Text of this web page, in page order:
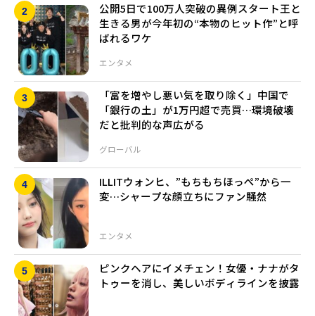
エンタメ
公開5日で100万人突破の異例スタート――王と
生きる男が今年初の“本物のヒット作”と呼
ばれるワケ
グローバル
「富を増やし悪い気を取り除く」中国で
「銀行の土」が1万円超で売買…環境破壊
だと批判的な声広がる
エンタメ
ILLITウォンヒ、”もちもちほっぺ”から一
変…シャープな顔立ちにファン騒然
ピンクヘアにイメチェン！女優・ナナがタ
トゥーを消し、美しいボディラインを披露